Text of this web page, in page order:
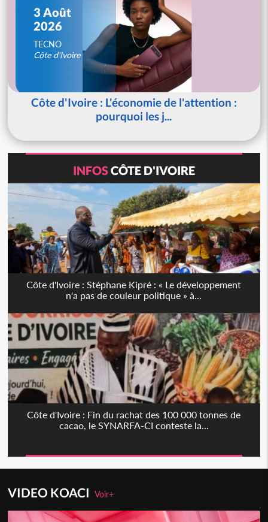
3 Août
2026
TECNO
Côte d'Ivoire
Côte d'Ivoire : L'économie de l'attention :
pourquoi les j...
INFOSCÔTE D'IVOIRE
Côte d'Ivoire : Stéphane Kipré : « Le développement
n'a pas de couleur politique » à...
Côte d'Ivoire : Fin du rachat des 100 000 tonnes de
cacao, le SYNARFA-CI conteste la...
VIDEO KOACIVoir+